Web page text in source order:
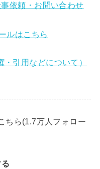
依頼・お問い合わせ
ルはこちら
引用などについて）
ちら(1.7万人フォロー